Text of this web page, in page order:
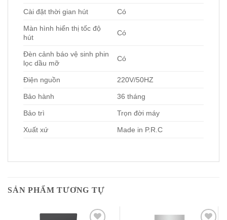
Cài đặt thời gian hút Có
Màn hình hiển thị tốc độ
hút
Có
Đèn cảnh báo vệ sinh phin
lọc dầu mỡ
Có
Điện nguồn 220V/50HZ
Bảo hành 36 tháng
Bảo trì Trọn đời máy
Xuất xứ Made in P.R.C
SẢN PHẨM TƯƠNG TỰ